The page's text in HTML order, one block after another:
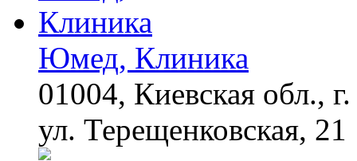
Юмед, Клиника
01004, Киевская обл.,
ул. Терещенковская, 21